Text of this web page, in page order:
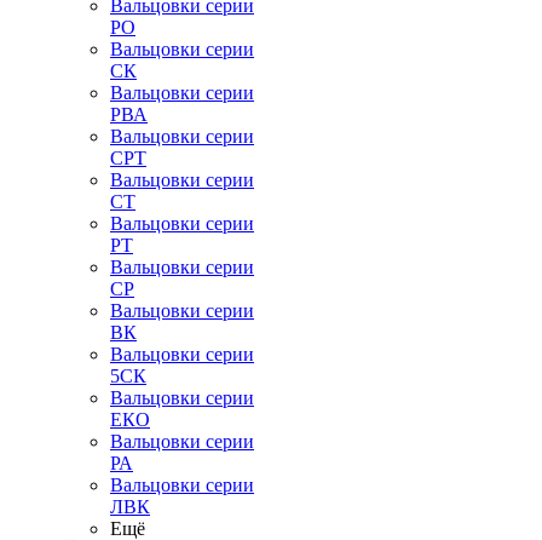
Вальцовки серии
РО
Вальцовки серии
СК
Вальцовки серии
РВА
Вальцовки серии
СРТ
Вальцовки серии
СТ
Вальцовки серии
РТ
Вальцовки серии
СР
Вальцовки серии
ВК
Вальцовки серии
5СК
Вальцовки серии
ЕКО
Вальцовки серии
РА
Вальцовки серии
ЛВК
Ещё